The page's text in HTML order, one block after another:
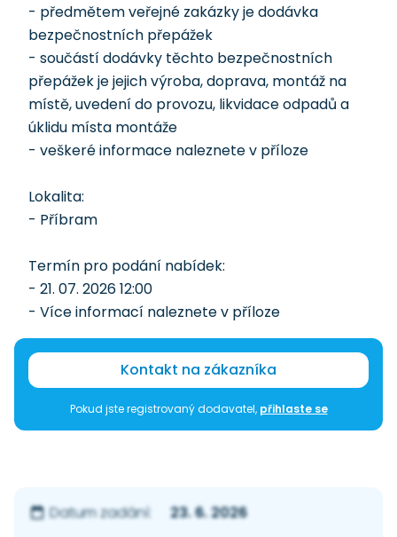
- předmětem veřejné zakázky je dodávka
bezpečnostních přepážek
- součástí dodávky těchto bezpečnostních
přepážek je jejich výroba, doprava, montáž na
místě, uvedení do provozu, likvidace odpadů a
úklidu místa montáže
- veškeré informace naleznete v příloze
Lokalita:
- Příbram
Termín pro podání nabídek:
- 21. 07. 2026 12:00
- Více informací naleznete v příloze
Kontakt na zákazníka
Pokud jste registrovaný dodavatel, přihlaste se
Datum zadání:
23. 6. 2026